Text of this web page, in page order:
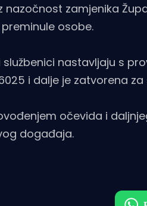
nazočnost zamjenika
osobe.
nastavljaju s
i dalje je zatvorena
očevida i
događaja.